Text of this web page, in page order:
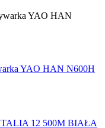
YAO HAN N600H